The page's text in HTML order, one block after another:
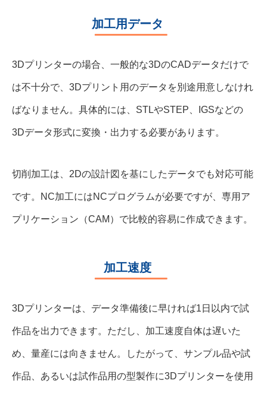
加工用データ
3Dプリンターの場合、一般的な3DのCADデータだけで
は不十分で、3Dプリント用のデータを別途用意しなけれ
ばなりません。具体的には、STLやSTEP、IGSなどの
3Dデータ形式に変換・出力する必要があります。
切削加工は、2Dの設計図を基にしたデータでも対応可能
です。NC加工にはNCプログラムが必要ですが、専用ア
プリケーション（CAM）で比較的容易に作成できます。
加工速度
3Dプリンターは、データ準備後に早ければ1日以内で試
作品を出力できます。ただし、加工速度自体は遅いた
め、量産には向きません。したがって、サンプル品や試
作品、あるいは試作品用の型製作に3Dプリンターを使用